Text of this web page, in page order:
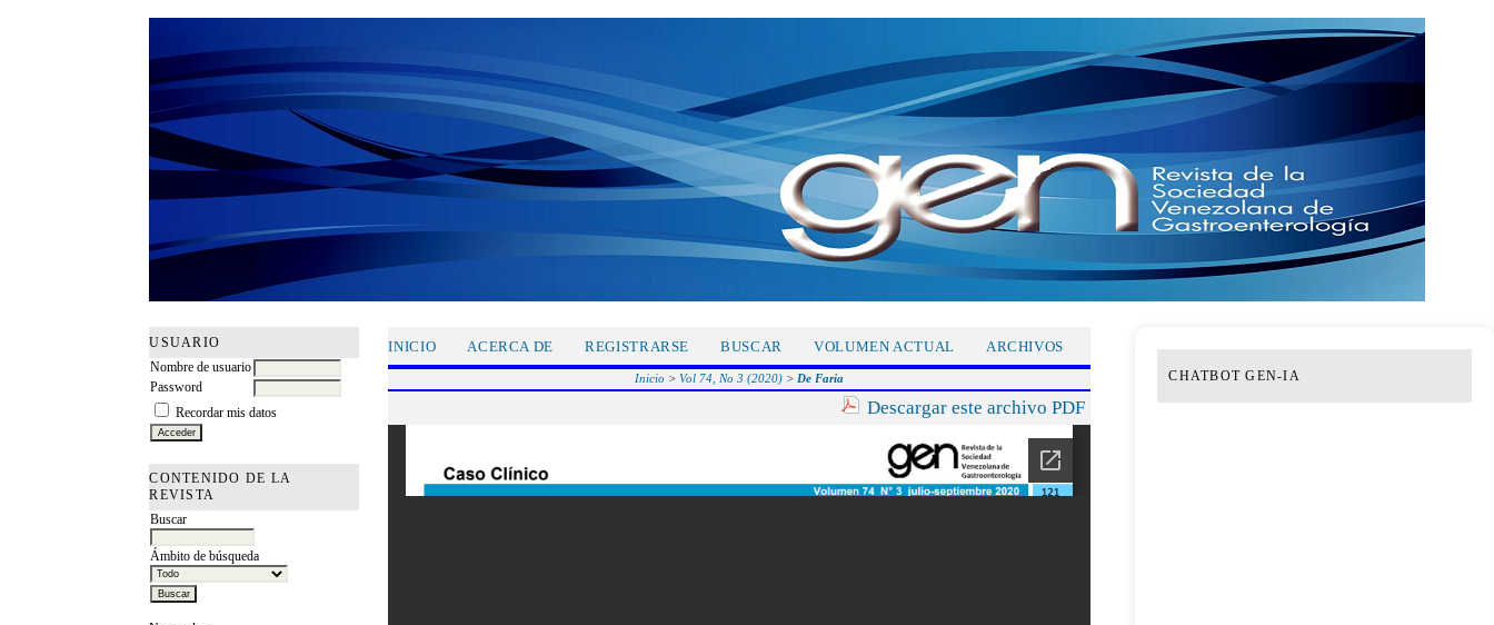
USUARIO
Nombre de usuario
Password
Recordar mis datos
CONTENIDO DE LA
REVISTA
Buscar
Ámbito de búsqueda
CHATBOT GEN-IA
INICIO ACERCA DE REGISTRARSE BUSCAR VOLUMEN ACTUAL ARCHIVOS
Inicio >Vol 74, No 3 (2020) > De Faria
Descargar este archivo PDF